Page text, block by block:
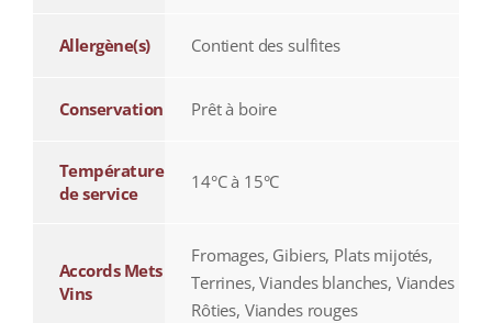
Allergène(s) Contient des sulfites
Conservation Prêt à boire
Température
de service
14°C à 15°C
Accords Mets
Vins
Fromages, Gibiers, Plats mijotés,
Terrines, Viandes blanches, Viandes
Rôties, Viandes rouges